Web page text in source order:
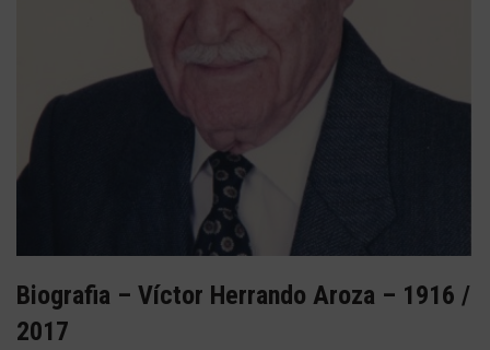
Biografia – Víctor Herrando Aroza – 1916 /
2017